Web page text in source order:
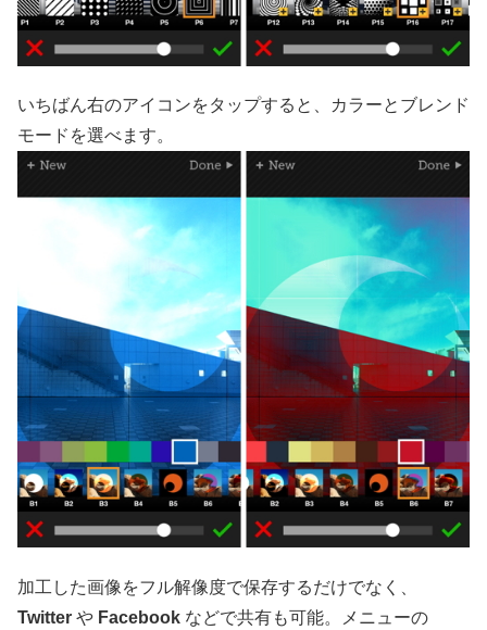
いちばん右のアイコンをタップすると、カラーとブレンド
モードを選べます。
加工した画像をフル解像度で保存するだけでなく、
Twitter や Facebook などで共有も可能。メニューの